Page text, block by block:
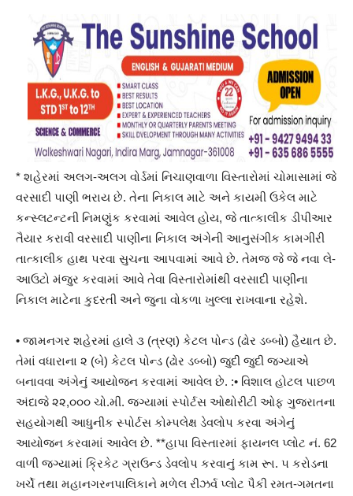
* શહેરમાં અલગ-અલગ વોર્ડમાં નિચાણવાળા વિસ્તારોમાં ચોમાસામાં જે
વરસાદી પાણી ભરાય છે. તેના નિકાલ માટે અને કાયમી ઉકેલ માટે
કન્સ્લટન્ટની નિમણુંક કરવામાં આવેલ હોય, જે તાત્કાલીક ડીપીઆર
તૈયાર કરાવી વરસાદી પાણીના નિકાલ અંગેની આનુસંગીક કામગીરી
તાત્કાલીક હાથ પરવા સુચના આપવામાં આવે છે. તેમજ જે જે નવા લે-
આઉટો મંજુર કરવામાં આવે તેવા વિસ્તારોમાંથી વરસાદી પાણીના
નિકાલ માટેના કુદરતી અને જુના વોકળા ખુલ્લા રાખવાના રહેશે.
• જામનગર શહેરમાં હાલે ૩ (ત્રણ) કેટલ પોન્ડ (ઢોર ડબ્બો) હૈયાત છે.
તેમાં વધારાના ૨ (બે) કેટલ પોન્ડ (ઢોર ડબ્બો) જુદી જુદી જગ્યાએ
બનાવવા અંગેનું આયોજન કરવામાં આવેલ છે. :• વિશાલ હોટલ પાછળ
અંદાજે ૨૨,૦૦૦ ચો.મી. જગ્યામાં સ્પોર્ટસ ઓથોરીટી ઓફ ગુજરાતના
સહયોગથી આધુનીક સ્પોર્ટસ કોમ્પલેક્ષ ડેવલોપ કરવા અંગેનું
આયોજન કરવામાં આવેલ છે. **હાપા વિસ્તારમાં ફાયનલ પ્લોટ નં. 62
વાળી જગ્યામાં ક્રિકેટ ગ્રાઉન્ડ ડેવલોપ કરવાનું કામ રૂા. ૫ કરોડના
ખર્ચે તથા મહાનગરનપાલિકાને મળેલ રીઝર્વ પ્લોટ પૈકી રમત-ગમતના